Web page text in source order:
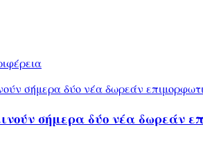
σήμερα δύο νέα δωρεάν